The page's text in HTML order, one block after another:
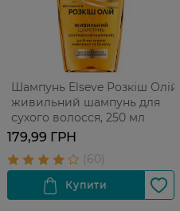
Шампунь Elseve Розкіш Олій
живильний шампунь для
сухого волосся, 250 мл
179,99 ГРН